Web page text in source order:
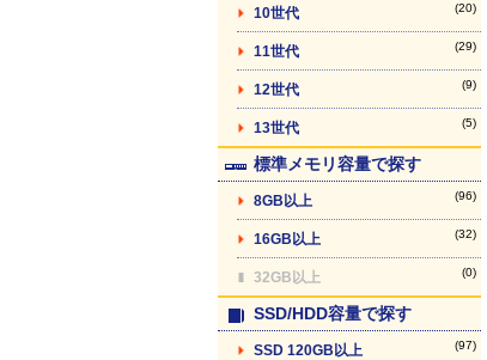
10世代 (20)
11世代 (29)
12世代 (9)
13世代 (5)
標準メモリ容量で探す
8GB以上 (96)
16GB以上 (32)
32GB以上 (0)
SSD/HDD容量で探す
SSD 120GB以上 (97)